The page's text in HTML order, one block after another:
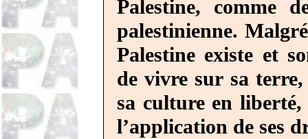
Palestine, comme
palestinienne.
Palestine existe et
de vivre sur sa
sa culture en liberté,
l’application de ses